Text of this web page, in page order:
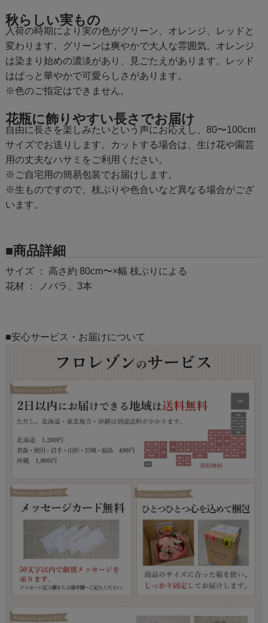
秋らしい実もの
入荷の時期により実の色がグリーン、オレンジ、レッドと
変わります。グリーンは爽やかで大人な雰囲気。オレンジ
は染まり始めの濃淡があり、見ごたえがあります。レッド
はぱっと華やかで可愛らしさがあります。
※色のご指定はできません。
花瓶に飾りやすい長さでお届け
自由に長さを楽しみたいという声にお応えし、80〜100cm
サイズでお送りします。カットする場合は、生け花や園芸
用の丈夫なハサミをご利用ください。
※ご自宅用の簡易包装でお届けします。
※生ものですので、枝ぶりや色合いなど異なる場合がござ
います。
■商品詳細
サイズ ： 高さ約 80cm〜×幅 枝ぶりによる
花材 ： ノバラ、3本
■安心サービス・お届けについて